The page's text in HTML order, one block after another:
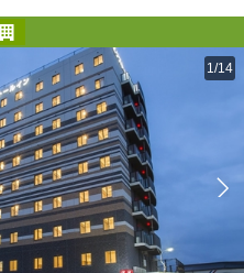
1/14